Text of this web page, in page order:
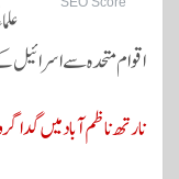
اقوام متحدہ سے اسرائیل
نارتھ ناظم آباد میں گداگروں کے